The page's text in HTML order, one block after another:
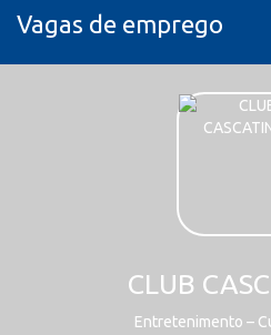
Vagas de emprego
CLUB
Entretenimento –